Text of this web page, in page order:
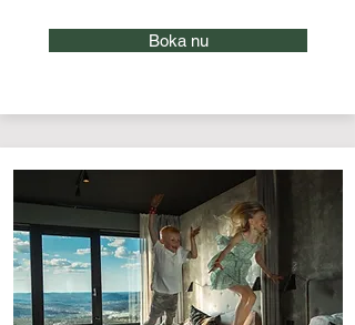
Boka nu